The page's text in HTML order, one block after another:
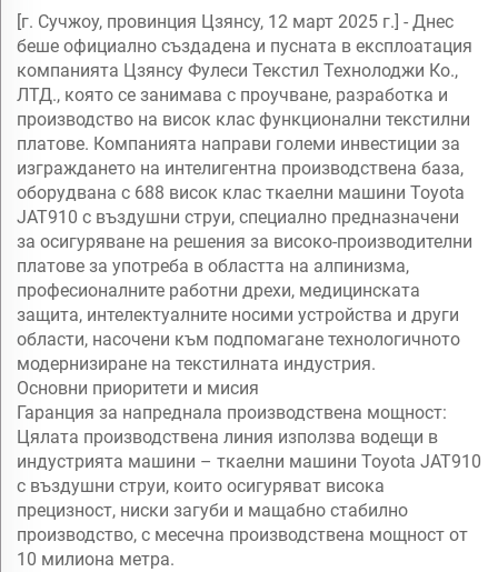
[г. Сучжоу, провинция Цзянсу, 12 март 2025 г.] - Днес
беше официално създадена и пусната в експлоатация
компанията Цзянсу Фулеси Текстил Технолоджи Ко.,
ЛТД., която се занимава с проучване, разработка и
производство на висок клас функционални текстилни
платове. Компанията направи големи инвестиции за
изграждането на интелигентна производствена база,
оборудвана с 688 висок клас ткаелни машини Toyota
JAT910 с въздушни струи, специално предназначени
за осигуряване на решения за високо-производителни
платове за употреба в областта на алпинизма,
професионалните работни дрехи, медицинската
защита, интелектуалните носими устройства и други
области, насочени към подпомагане технологичното
модернизиране на текстилната индустрия.
Основни приоритети и мисия
Гаранция за напреднала производствена мощност:
Цялата производствена линия използва водещи в
индустрията машини – ткаелни машини Toyota JAT910
с въздушни струи, които осигуряват висока
прецизност, ниски загуби и мащабно стабилно
производство, с месечна производствена мощност от
10 милиона метра.